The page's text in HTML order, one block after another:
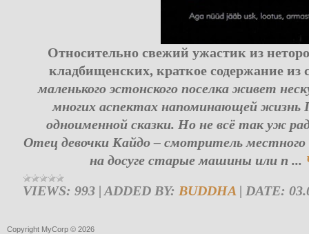
Относительно свежий ужастик из
кладбищенских, краткое содержание из
маленького эстонского поселка живет
многих аспектах напоминающей жизнь
одноименной сказки. Но не всё так уж
Отец девочки Кайдо – смотритель
на досуге старые машины или п ...
VIEWS: 993 ADDED BY: BUDDHA DATE:
Copyright MyCorp © 2026